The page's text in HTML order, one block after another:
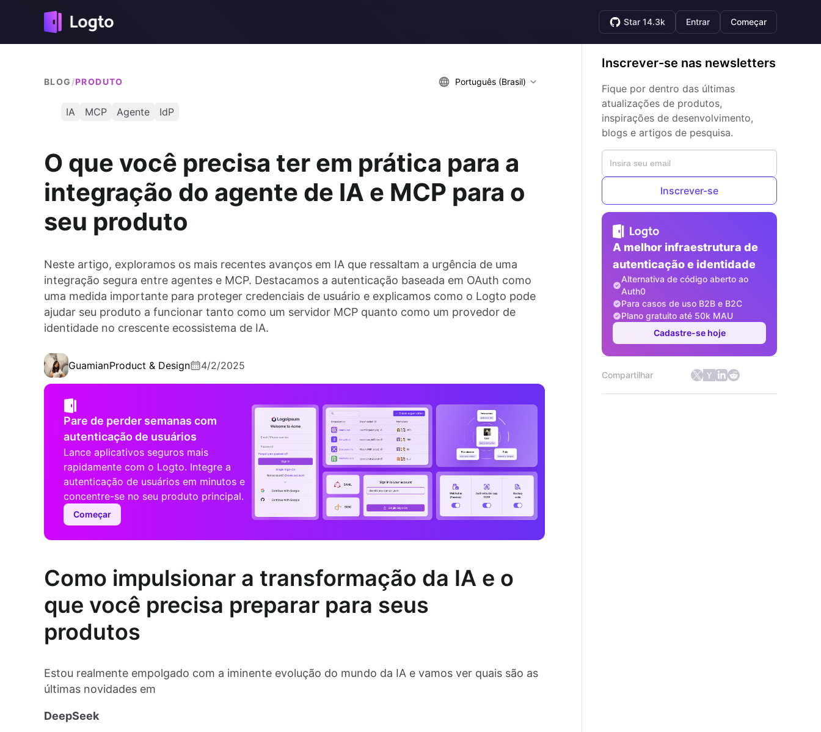
Star 14.3k Entrar Começar
BLOG /PRODUTO Português (Brasil)
IA MCP Agente IdP
O que você precisa ter em prática para a
integração do agente de IA e MCP para o
seu produto
Neste artigo, exploramos os mais recentes avanços em IA que ressaltam a urgência de uma
integração segura entre agentes e MCP. Destacamos a autenticação baseada em OAuth como
uma medida importante para proteger credenciais de usuário e explicamos como o Logto pode
ajudar seu produto a funcionar tanto como um servidor MCP quanto como um provedor de
identidade no crescente ecossistema de IA.
GuamianProduct & Design 4/2/2025
Pare de perder semanas com
autenticação de usuários
Lance aplicativos seguros mais
rapidamente com o Logto. Integre a
autenticação de usuários em minutos e
concentre-se no seu produto principal.
Começar
Como impulsionar a transformação da IA e o
que você precisa preparar para seus
produtos
Estou realmente empolgado com a iminente evolução do mundo da IA e vamos ver quais são as
últimas novidades em
DeepSeek
Inscrever-se nas newsletters
Fique por dentro das últimas
atualizações de produtos,
inspirações de desenvolvimento,
blogs e artigos de pesquisa.
Inscrever-se
A melhor infraestrutura de
autenticação e identidade
Alternativa de código aberto ao
Auth0
Para casos de uso B2B e B2C
Plano gratuito até 50k MAU
Cadastre-se hoje
Compartilhar